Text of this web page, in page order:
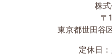
却・買取
株
〒
東京都世田谷
定休日